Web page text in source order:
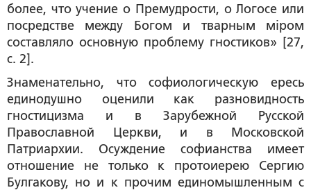
более, что учение о Премудрости, о Логосе или
посредстве между Богом и тварным мiром
составляло основную проблему гностиков» [27,
с. 2].
Знаменательно, что софиологическую ересь
единодушно оценили как разновидность
гностицизма и в Зарубежной Русской
Православной Церкви, и в Московской
Патриархии. Осуждение софианства имеет
отношение не только к протоиерею Сергию
Булгакову, но и к прочим единомышленным с